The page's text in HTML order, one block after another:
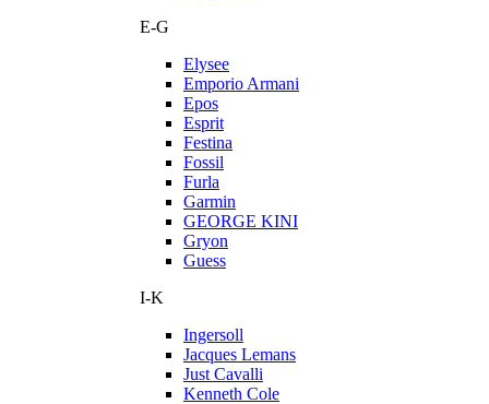
E-G
Elysee
Emporio Armani
Epos
Esprit
Festina
Fossil
Furla
Garmin
GEORGE KINI
Gryon
Guess
I-K
Ingersoll
Jacques Lemans
Just Cavalli
Kenneth Cole